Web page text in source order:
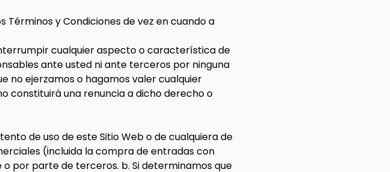
Términos y Condiciones de vez en cuando a
cualquier aspecto o característica de
ante usted ni ante terceros por ninguna
no ejerzamos o hagamos valer cualquier
constituirá una renuncia a dicho derecho o
de uso de este Sitio Web o de cualquiera de
(incluida la compra de entradas con
por parte de terceros. b. Si determinamos que